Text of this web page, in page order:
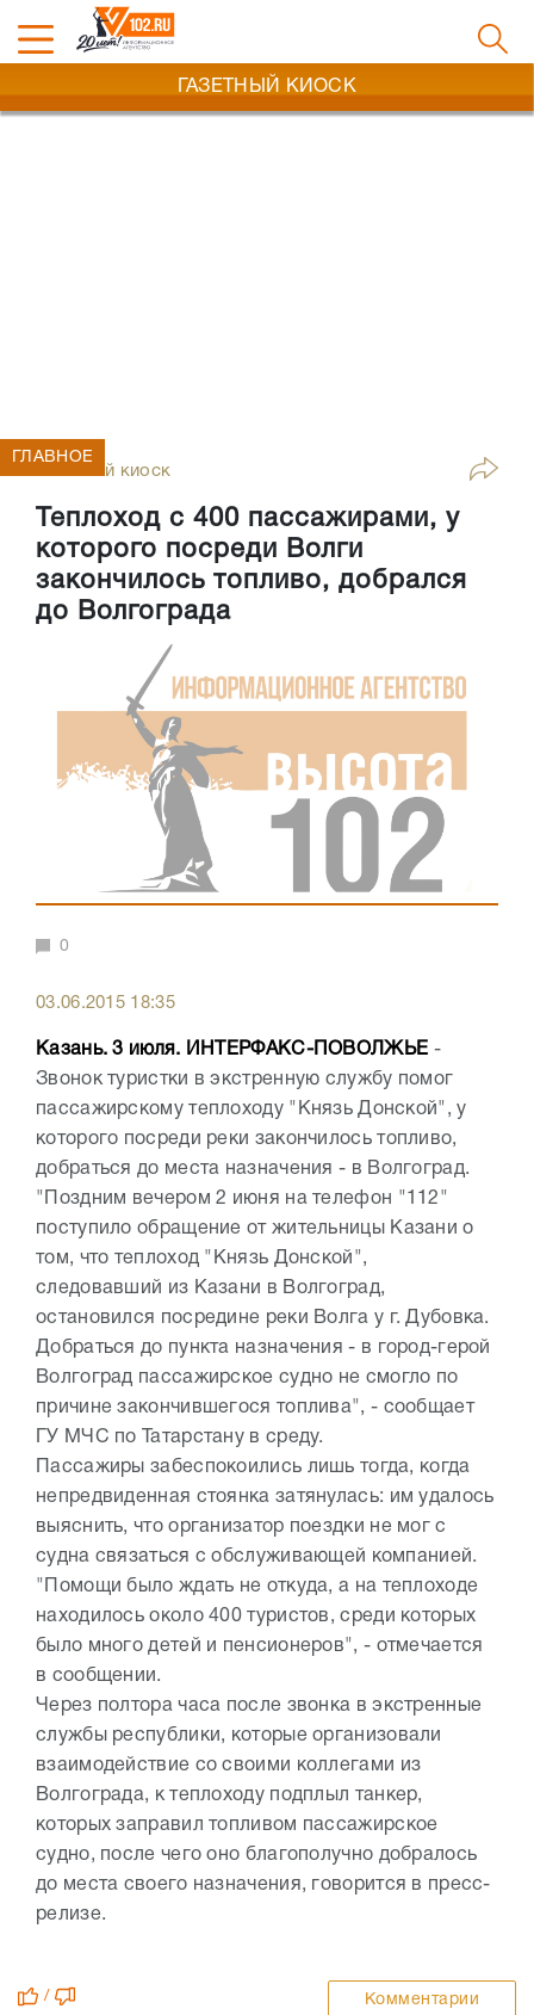
ГАЗЕТНЫЙ КИОСК
Газетный киоск
Теплоход с 400 пассажирами, у
которого посреди Волги
закончилось топливо, добрался
до Волгограда
ГЛАВНОЕ
0
03.06.2015 18:35
Казань. 3 июля. ИНТЕРФАКС-ПОВОЛЖЬЕ -
Звонок туристки в экстренную службу помог
пассажирскому теплоходу "Князь Донской", у
которого посреди реки закончилось топливо,
добраться до места назначения - в Волгоград.
"Поздним вечером 2 июня на телефон "112"
поступило обращение от жительницы Казани о
том, что теплоход "Князь Донской",
следовавший из Казани в Волгоград,
остановился посредине реки Волга у г. Дубовка.
Добраться до пункта назначения - в город-герой
Волгоград пассажирское судно не смогло по
причине закончившегося топлива", - сообщает
ГУ МЧС по Татарстану в среду.
Пассажиры забеспокоились лишь тогда, когда
непредвиденная стоянка затянулась: им удалось
выяснить, что организатор поездки не мог с
судна связаться с обслуживающей компанией.
"Помощи было ждать не откуда, а на теплоходе
находилось около 400 туристов, среди которых
было много детей и пенсионеров", - отмечается
в сообщении.
Через полтора часа после звонка в экстренные
службы республики, которые организовали
взаимодействие со своими коллегами из
Волгограда, к теплоходу подплыл танкер,
которых заправил топливом пассажирское
судно, после чего оно благополучно добралось
до места своего назначения, говорится в пресс-
релизе.
/ Комментарии